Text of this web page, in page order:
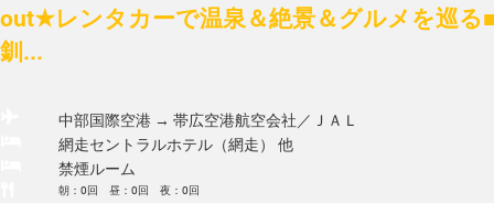
out★レンタカーで温泉＆絶景＆グルメを巡る
釧...
中部国際空港 → 帯広空港航空会社／ＪＡＬ
網走セントラルホテル（網走） 他
禁煙ルーム
朝：0回 昼：0回 夜：0回